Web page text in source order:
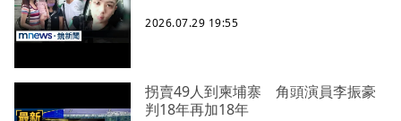
2026.07.29 19:55
拐賣49人到柬埔寨 角頭演員李振豪
判18年再加18年